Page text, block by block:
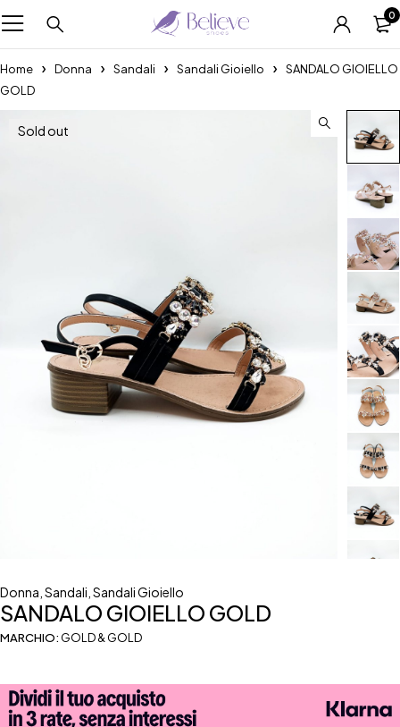
0
Home Donna Sandali Sandali Gioiello
SANDALO GIOIELLO
GOLD
Sold out
Donna Sandali Sandali Gioiello
SANDALO GIOIELLO GOLD
MARCHIO: GOLD & GOLD